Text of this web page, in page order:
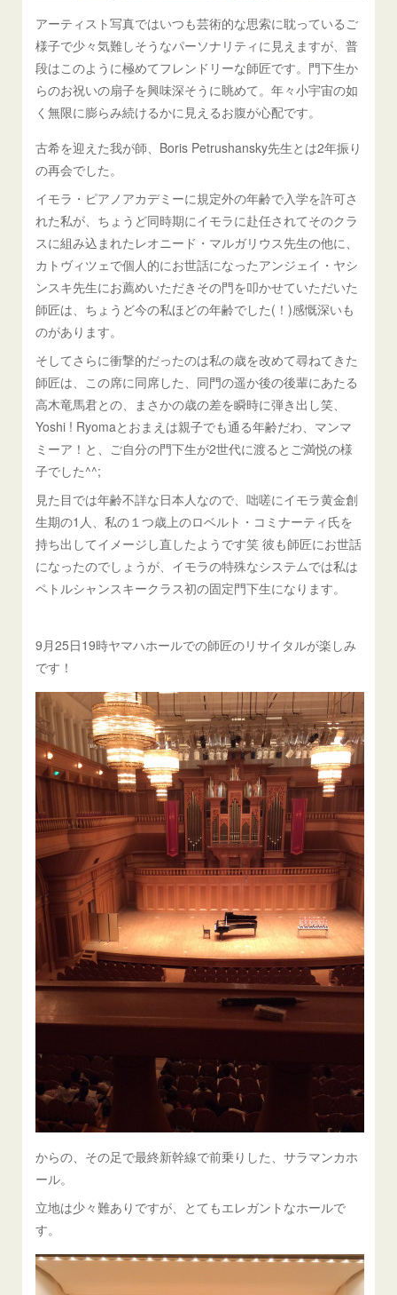
アーティスト写真ではいつも芸術的な思索に耽っているご
様子で少々気難しそうなパーソナリティに見えますが、普
段はこのように極めてフレンドリーな師匠です。門下生か
らのお祝いの扇子を興味深そうに眺めて。年々小宇宙の如
く無限に膨らみ続けるかに見えるお腹が心配です。
古希を迎えた我が師、Boris Petrushansky先生とは2年振り
の再会でした。
イモラ・ピアノアカデミーに規定外の年齢で入学を許可さ
れた私が、ちょうど同時期にイモラに赴任されてそのクラ
スに組み込まれたレオニード・マルガリウス先生の他に、
カトヴィツェで個人的にお世話になったアンジェイ・ヤシ
ンスキ先生にお薦めいただきその門を叩かせていただいた
師匠は、ちょうど今の私ほどの年齢でした(！)感慨深いも
のがあります。
そしてさらに衝撃的だったのは私の歳を改めて尋ねてきた
師匠は、この席に同席した、同門の遥か後の後輩にあたる
高木竜馬君との、まさかの歳の差を瞬時に弾き出し笑、
Yoshi ! Ryomaとおまえは親子でも通る年齢だわ、マンマ
ミーア！と、ご自分の門下生が2世代に渡るとご満悦の様
子でした^^;
見た目では年齢不詳な日本人なので、咄嗟にイモラ黄金創
生期の1人、私の１つ歳上のロベルト・コミナーティ氏を
持ち出してイメージし直したようです笑 彼も師匠にお世話
になったのでしょうが、イモラの特殊なシステムでは私は
ペトルシャンスキークラス初の固定門下生になります。
9月25日19時ヤマハホールでの師匠のリサイタルが楽しみ
です！
からの、その足で最終新幹線で前乗りした、サラマンカホ
ール。
立地は少々難ありですが、とてもエレガントなホールで
す。